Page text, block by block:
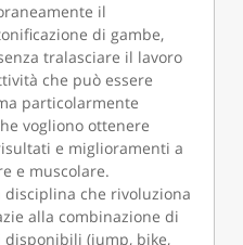
il
di gambe,
tralasciare il lavoro
che può essere
particolarmente
vogliono ottenere
e miglioramenti a
e muscolare.
disciplina che rivoluziona
alla combinazione di
(jump, bike,